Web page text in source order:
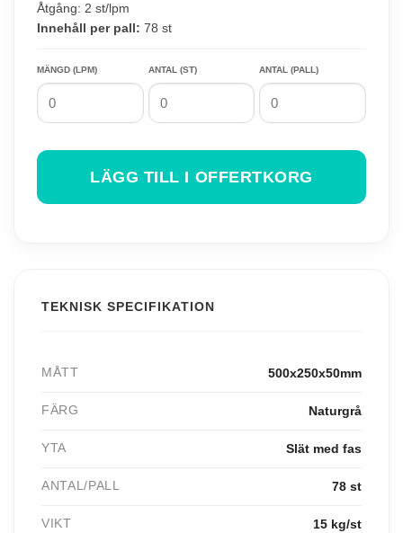
Åtgång: 2 st/lpm
Innehåll per pall: 78 st
MÄNGD (LPM) ANTAL (ST) ANTAL (PALL)
LÄGG TILL I OFFERTKORG
TEKNISK SPECIFIKATION
MÅTT 500x250x50mm
FÄRG Naturgrå
YTA Slät med fas
ANTAL/PALL 78 st
VIKT 15 kg/st